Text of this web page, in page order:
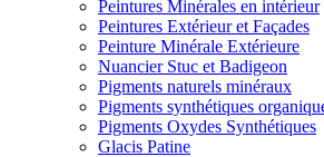
Peintures Minérales en intérieur
Peintures Extérieur et Façades
Peinture Minérale Extérieure
Nuancier Stuc et Badigeon
Pigments naturels minéraux
Pigments synthétiques
Pigments Oxydes Synthétiques
Glacis Patine